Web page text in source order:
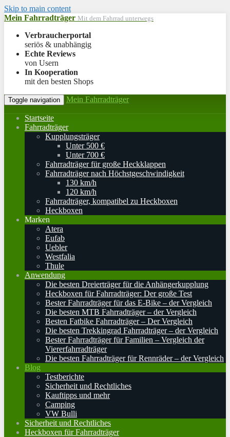
Skip to main content
Mein Fahrradträger Mit dem Fahrrad unterwegs
Verbraucherportal
seriös & unabhängig
Echte Reviews
von Usern
In Kooperation
mit den besten Shops
Toggle navigation Mein Fahrradträger
Startseite
Fahrradträger
Kupplungsträger
Unter 500 €
Unter 700 €
Fahrradträger für große Heckklappen
Fahrradträger nach Höchstgeschwindigkeit
130 km/h
120 km/h
Fahrradträger, kompatibel zu Heckboxen
Heckboxen
Marken
Atera
Eufab
Uebler
Westfalia
Thule
Anwendung
Die besten Dreierträger für die Anhängerkupplung
Heckboxen für Fahrradträger: Der große Test
Bester Fahrradträger für das E-Bike – der Vergleich
Die besten MTB Fahrradträger – der Vergleich
Besten Fatbike Fahrradträger – Der Vergleich
Die besten Trekkingrad Fahrradträger – der Vergleich
Bester Fahrradträger für Familien – Vergleich der
Viererfahrradträger
Die besten Fahrradträger für Rennräder – der Vergleich
Blog
Testberichte
Sicherheit und Rechtliches
Kauftipps und mehr
Camping
VW Bulli
Sicherheit und Rechtliches
Heckboxen für Fahrradträger